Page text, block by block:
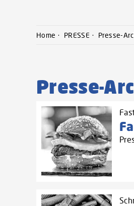
Home PRESSE Presse-
Presse-